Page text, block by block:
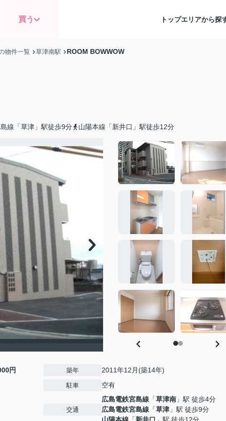
買う トップエリアから探
物件一覧 草津南駅 ROOM BOWWOW
線「草津」駅徒歩9分 山陽本線「新井口」駅徒歩12分
円 築年 2011年12月(築14年)
駐車 空有
交通
広島電鉄宮島線 「草津南 」駅 徒歩4分
広島電鉄宮島線 「草津 」駅 徒歩9分